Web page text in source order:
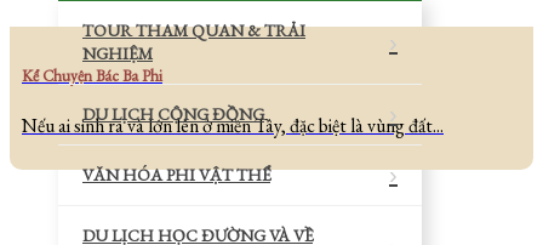
TOUR THAM QUAN & TRẢI
NGHIỆM
DU LỊCH CỘNG ĐỒNG
VĂN HÓA PHI VẬT THỂ
DU LỊCH HỌC ĐƯỜNG VÀ VỀ
Kể Chuyện Bác Ba Phi
Nếu ai sinh ra và lớn lên ở miền Tây, đặc biệt là vùng đất...